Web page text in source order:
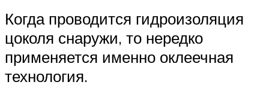
Когда проводится гидроизоляция
цоколя снаружи, то нередко
применяется именно оклеечная
технология.